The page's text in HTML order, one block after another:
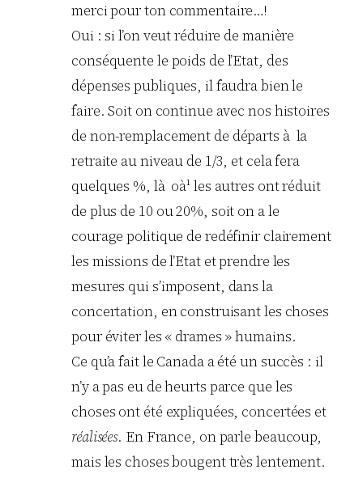
merci pour ton commentaire…!
Oui : si l’on veut réduire de manière
conséquente le poids de l’Etat, des
dépenses publiques, il faudra bien le
faire. Soit on continue avec nos histoires
de non-remplacement de départs à la
retraite au niveau de 1/3, et cela fera
quelques %, là oà¹ les autres ont réduit
de plus de 10 ou 20%, soit on a le
courage politique de redéfinir clairement
les missions de l’Etat et prendre les
mesures qui s’imposent, dans la
concertation, en construisant les choses
pour éviter les « drames » humains.
Ce qu’a fait le Canada a été un succès : il
n’y a pas eu de heurts parce que les
choses ont été expliquées, concertées et
réalisées. En France, on parle beaucoup,
mais les choses bougent très lentement.